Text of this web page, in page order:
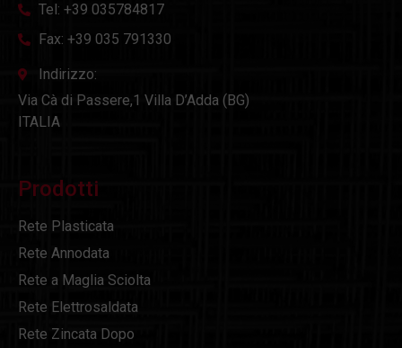
Tel: +39 035784817
Fax: +39 035 791330
Indirizzo:
Via Cà di Passere,1 Villa D’Adda (BG)
ITALIA
Prodotti
Rete Plasticata
Rete Annodata
Rete a Maglia Sciolta
Rete Elettrosaldata
Rete Zincata Dopo